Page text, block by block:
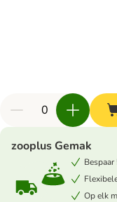
zooplus Gemak
Op elk